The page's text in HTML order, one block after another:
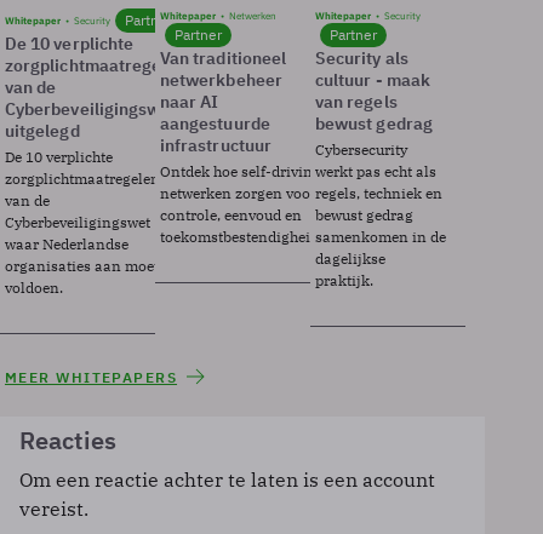
Whitepaper Security Partner
De 10 verplichte
zorgplichtmaatregelen
van de
Cyberbeveiligingswet
uitgelegd
De 10 verplichte
zorgplichtmaatregelen
van de
Cyberbeveiligingswet
waar Nederlandse
organisaties aan moeten
voldoen.
Whitepaper Netwerken
Partner
Van traditioneel
netwerkbeheer
naar AI
aangestuurde
infrastructuur
Ontdek hoe self-driving
netwerken zorgen voor
controle, eenvoud en
toekomstbestendigheid.
Whitepaper Security
Partner
Security als
cultuur - maak
van regels
bewust gedrag
Cybersecurity
werkt pas echt als
regels, techniek en
bewust gedrag
samenkomen in de
dagelijkse
praktijk.
MEER WHITEPAPERS
Reacties
Om een reactie achter te laten is een account
vereist.